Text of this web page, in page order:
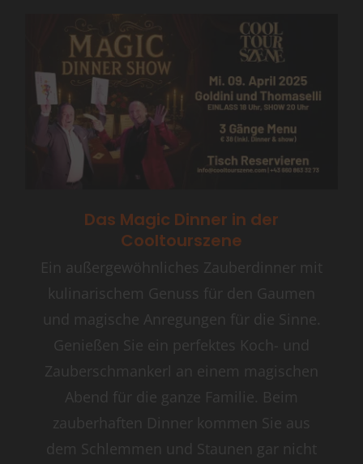
Das Magic Dinner in der
Cooltourszene
Ein außergewöhnliches Zauberdinner mit
kulinarischem Genuss für den Gaumen
und magische Anregungen für die Sinne.
Genießen Sie ein perfektes Koch- und
Zauberschmankerl an einem magischen
Abend für die ganze Familie. Beim
zauberhaften Dinner kommen Sie aus
dem Schlemmen und Staunen gar nicht